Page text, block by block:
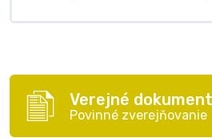
Verejné
Povinné zverejňovanie